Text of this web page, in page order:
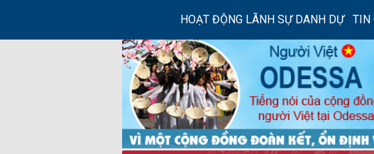
HOẠT ĐỘNG LÃNH SỰ DANH DỰ TIN